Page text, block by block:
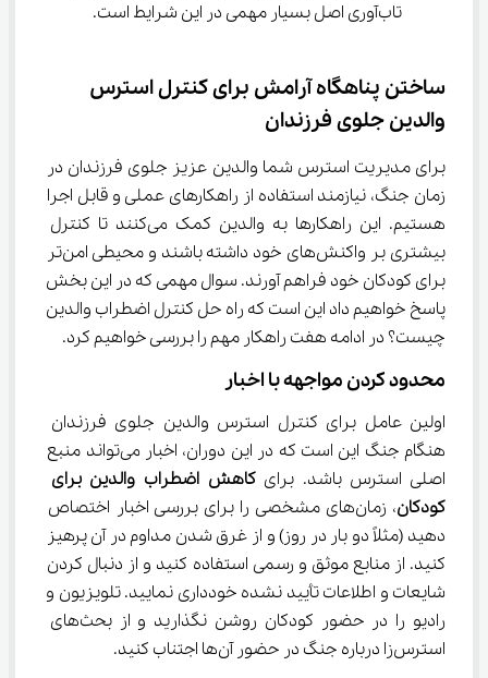
تاب‌آوری اصل بسیار مهمی در این شرایط است.
ساختن پناهگاه آرامش برای کنترل استرس
والدین جلوی فرزندان
برای مدیریت استرس شما والدین عزیز جلوی فرزندان در
زمان جنگ، نیازمند استفاده از راهکارهای عملی و قابل اجرا
هستیم. این راهکارها به والدین کمک می‌کنند تا کنترل
بیشتری بر واکنش‌های خود داشته باشند و محیطی امن‌تر
برای کودکان خود فراهم آورند. سوال مهمی که در این بخش
پاسخ خواهیم داد این است که راه حل کنترل اضطراب والدین
چیست؟ در ادامه هفت راهکار مهم را بررسی خواهیم کرد.
محدود کردن مواجهه با اخبار
اولین عامل برای کنترل استرس والدین جلوی فرزندان
هنگام جنگ این است که در این دوران، اخبار می‌تواند منبع
اصلی استرس باشد. برای کاهش اضطراب والدین برای
کودکان
، زمان‌های مشخصی را برای بررسی اخبار اختصاص
دهید (مثلاً دو بار در روز) و از غرق شدن مداوم در آن پرهیز
کنید. از منابع موثق و رسمی استفاده کنید و از دنبال کردن
شایعات و اطلاعات تأیید نشده خودداری نمایید. تلویزیون و
رادیو را در حضور کودکان روشن نگذارید و از بحث‌های
استرس‌زا درباره جنگ در حضور آن‌ها اجتناب کنید.